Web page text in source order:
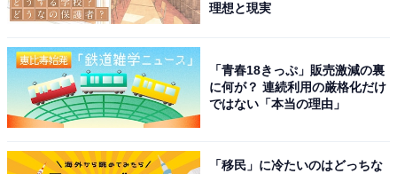
理想と現実
「青春18きっぷ」販売激減の裏
に何が？ 連続利用の厳格化だけ
ではない「本当の理由」
「移民」に冷たいのはどっちな